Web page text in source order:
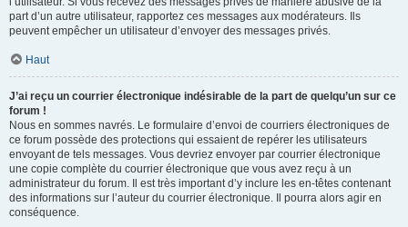
part d’un autre utilisateur, rapportez ces messages aux modérateurs. Ils
peuvent empêcher un utilisateur d’envoyer des messages privés.
Haut
J’ai reçu un courrier électronique indésirable de la part de quelqu’un sur ce
forum !
Nous en sommes navrés. Le formulaire d’envoi de courriers électroniques de
ce forum possède des protections qui essaient de repérer les utilisateurs
envoyant de tels messages. Vous devriez envoyer par courrier électronique
une copie complète du courrier électronique que vous avez reçu à un
administrateur du forum. Il est très important d’y inclure les en-têtes contenant
des informations sur l’auteur du courrier électronique. Il pourra alors agir en
conséquence.